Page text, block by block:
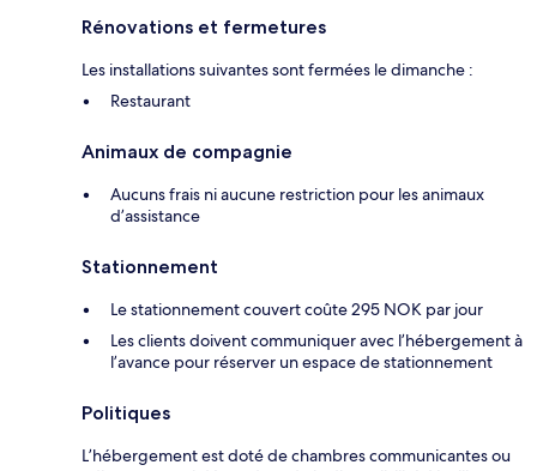
Rénovations et fermetures
Les installations suivantes sont fermées le dimanche :
Restaurant
Animaux de compagnie
Aucuns frais ni aucune restriction pour les animaux
d’assistance
Stationnement
Le stationnement couvert coûte 295 NOK par jour
Les clients doivent communiquer avec l’hébergement à
l’avance pour réserver un espace de stationnement
Politiques
L’hébergement est doté de chambres communicantes ou